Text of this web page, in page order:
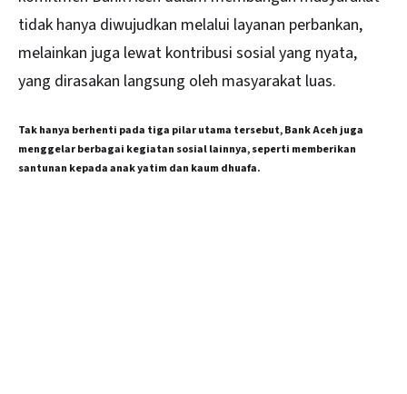
tidak hanya diwujudkan melalui layanan perbankan,
melainkan juga lewat kontribusi sosial yang nyata,
yang dirasakan langsung oleh masyarakat luas.
Tak hanya berhenti pada tiga pilar utama tersebut, Bank Aceh juga
menggelar berbagai kegiatan sosial lainnya, seperti memberikan
santunan kepada anak yatim dan kaum dhuafa.